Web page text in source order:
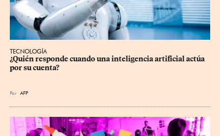
TECNOLOGÍA
¿Quién responde cuando una inteligencia artificial actúa
por su cuenta?
Por AFP